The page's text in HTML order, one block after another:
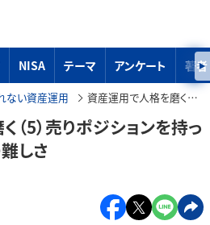
NISA テーマ アンケート 著者
ない資産運用 資産運用で人格を磨く（5）売りポジションを持ったときの心の平安の難しさ
（5）売りポジションを持っ
しさ